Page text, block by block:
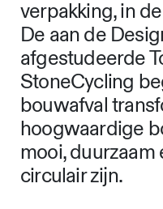
verpakking, in
De aan de
afgestudeerde
StoneCycling
bouwafval
hoogwaardige
mooi, duurzaam
circulair zijn.